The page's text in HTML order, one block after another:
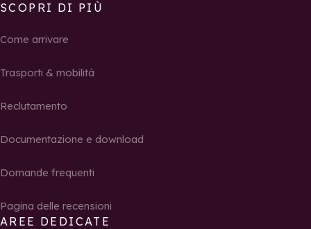
SCOPRI DI PIÙ
Come arrivare
Trasporti & mobilità
Reclutamento
Documentazione e download
Domande frequenti
Pagina delle recensioni
AREE DEDICATE